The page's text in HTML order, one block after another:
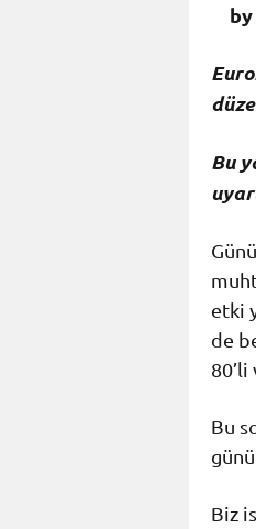
Bu
etki
de
80’li
Bu
Biz